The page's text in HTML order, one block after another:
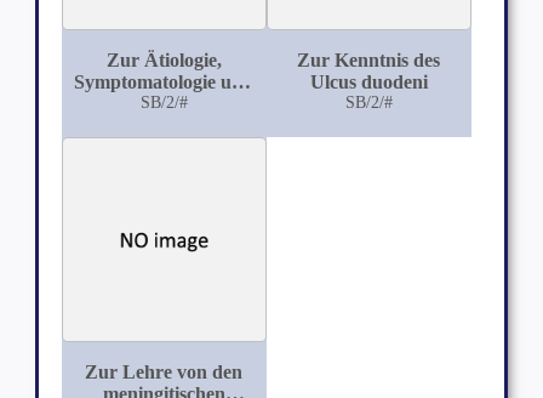
Zur Ätiologie,
Symptomatologie und
Therapie der
SB/2/#
Zur Kenntnis des
Ulcus duodeni
SB/2/#
Zur Lehre von den